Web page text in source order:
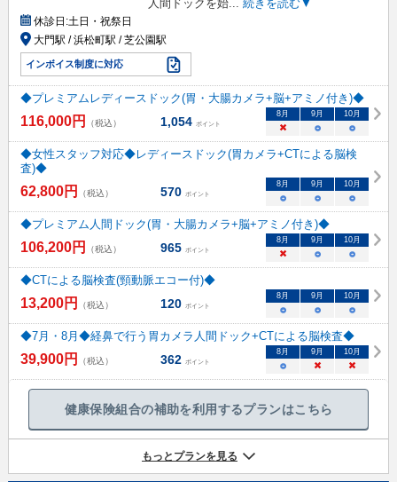
人間ドックを始... 続きを読む▼
休診日:土日・祝祭日
大門駅 / 浜松町駅 / 芝公園駅
インボイス制度に対応
◆プレミアムレディースドック(胃・大腸カメラ+脳+アミノ付き)◆
116,000円 （税込） 1,054 ポイント
8 月 9 月 10月
× ○ ○
◆女性スタッフ対応◆レディースドック(胃カメラ+CTによる脳検
査)◆
62,800円 （税込） 570 ポイント
8 月 9 月 10月
○ ○ ○
◆プレミアム人間ドック(胃・大腸カメラ+脳+アミノ付き)◆
106,200円 （税込） 965 ポイント
8 月 9 月 10月
× ○ ○
◆CTによる脳検査(頸動脈エコー付)◆
13,200円 （税込） 120 ポイント
8 月 9 月 10月
○ ○ ○
◆7月・8月◆経鼻で行う胃カメラ人間ドック+CTによる脳検査◆
39,900円 （税込） 362 ポイント
8 月 9 月 10月
○ × ×
健康保険組合の補助を利用するプランはこちら
もっとプランを見る